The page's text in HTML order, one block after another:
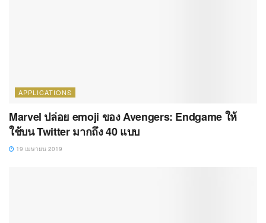
APPLICATIONS
Marvel ปล่อย emoji ของ Avengers: Endgame ให้
ใช้บน Twitter มากถึง 40 แบบ
19 เมษายน 2019